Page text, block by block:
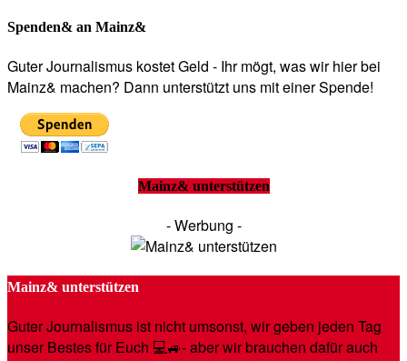
Spenden& an Mainz&
Guter Journalismus kostet Geld - Ihr mögt, was wir hier bei
Mainz& machen? Dann unterstützt uns mit einer Spende!
Mainz& unterstützen
- Werbung -
Mainz& unterstützen
Guter Journalismus ist nicht umsonst, wir geben jeden Tag
unser Bestes für Euch 💻🚙- aber wir brauchen dafür auch